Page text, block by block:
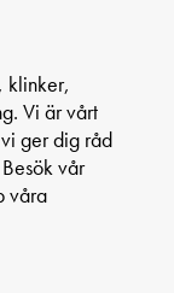
klinker,
Vi är vårt
ger dig råd
vår
våra